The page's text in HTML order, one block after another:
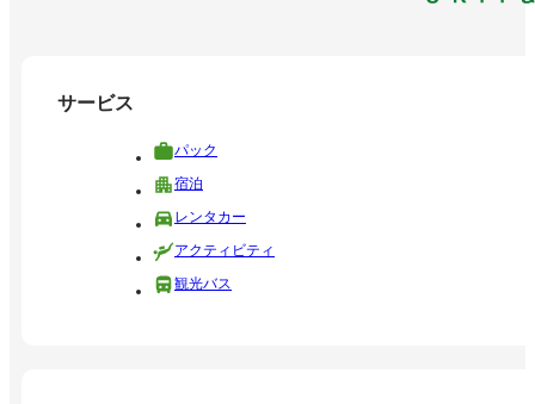
サービス
パック
宿泊
レンタカー
アクティビティ
観光バス